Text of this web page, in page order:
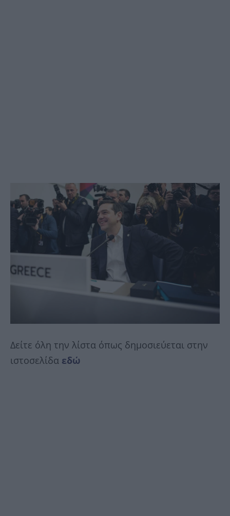
Δείτε όλη την λίστα όπως δημοσιεύεται στην
ιστοσελίδα εδώ